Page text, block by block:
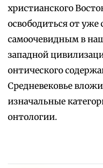
христианского
освободиться от уже
самоочевидным в
западной
онтического
Средневековье
изначальные
онтологии.